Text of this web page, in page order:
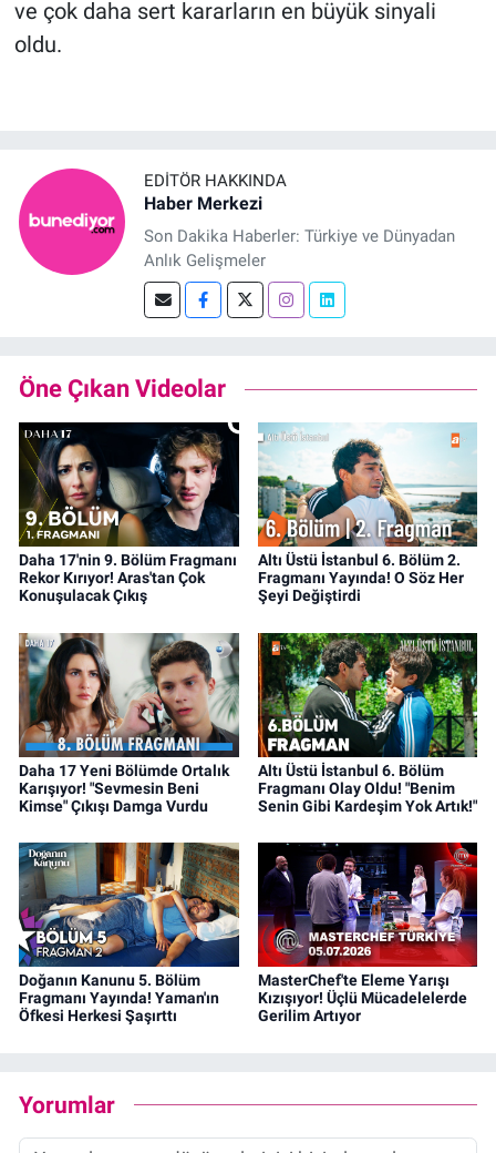
ve çok daha sert kararların en büyük sinyali
oldu.
EDITÖR HAKKINDA
Haber Merkezi
Son Dakika Haberler: Türkiye ve Dünyadan
Anlık Gelişmeler
Öne Çıkan Videolar
Daha 17'nin 9. Bölüm Fragmanı
Rekor Kırıyor! Aras'tan Çok
Konuşulacak Çıkış
Altı Üstü İstanbul 6. Bölüm 2.
Fragmanı Yayında! O Söz Her
Şeyi Değiştirdi
Daha 17 Yeni Bölümde Ortalık
Karışıyor! "Sevmesin Beni
Kimse" Çıkışı Damga Vurdu
Altı Üstü İstanbul 6. Bölüm
Fragmanı Olay Oldu! "Benim
Senin Gibi Kardeşim Yok Artık!"
Doğanın Kanunu 5. Bölüm
Fragmanı Yayında! Yaman'ın
Öfkesi Herkesi Şaşırttı
MasterChef'te Eleme Yarışı
Kızışıyor! Üçlü Mücadelelerde
Gerilim Artıyor
Yorumlar